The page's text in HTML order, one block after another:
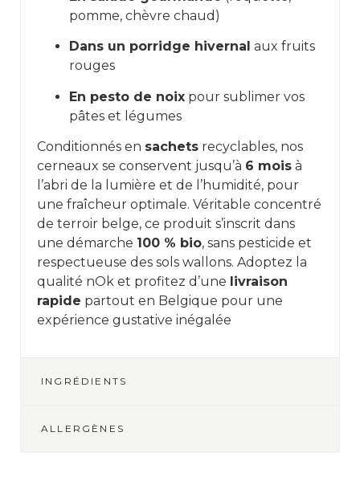
pomme, chèvre chaud)
Dans un porridge hivernal aux fruits
rouges
En pesto de noix pour sublimer vos
pâtes et légumes
Conditionnés en sachets recyclables, nos
cerneaux se conservent jusqu’à 6 mois à
l’abri de la lumière et de l’humidité, pour
une fraîcheur optimale. Véritable concentré
de terroir belge, ce produit s’inscrit dans
une démarche 100 % bio, sans pesticide et
respectueuse des sols wallons. Adoptez la
qualité nOk et profitez d’une livraison
rapide partout en Belgique pour une
expérience gustative inégalée
INGRÉDIENTS
ALLERGÈNES